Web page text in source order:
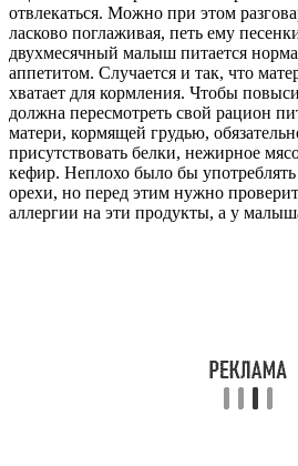
отвлекаться. Можно при этом
ласково поглаживая, петь ему
двухмесячный малыш питается
аппетитом. Случается и так, что
хватает для кормления. Чтобы
должна пересмотреть свой рацион
матери, кормящей грудью,
присутствовать белки, нежирное
кефир. Неплохо было бы
орехи, но перед этим нужно
аллергии на эти продукты, а у